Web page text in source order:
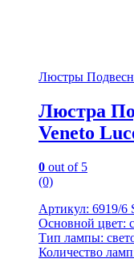
Люстры
Люстра
Veneto
0 out of 5
(0)
Артикул: 6919/6
Основной цвет:
Тип лампы:
Количество